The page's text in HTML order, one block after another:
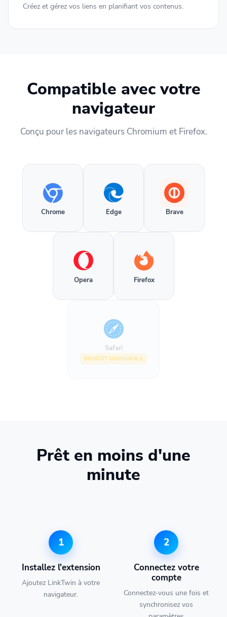
Créez et gérez vos liens en planifiant vos contenus.
Compatible avec votre
navigateur
Conçu pour les navigateurs Chromium et Firefox.
Chrome Edge Brave
Opera Firefox
Safari
BIENTÔT DISPONIBLE
Prêt en moins d'une
minute
1
Installez l'extension
Ajoutez LinkTwin à votre
navigateur.
2
Connectez votre
compte
Connectez-vous une fois et
synchronisez vos